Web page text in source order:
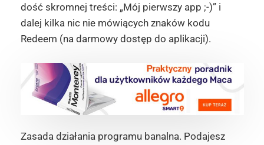
dość skromnej treści: „Mój pierwszy app ;-)” i
dalej kilka nic nie mówiących znaków kodu
Redeem (na darmowy dostęp do aplikacji).
Zasada działania programu banalna. Podajesz